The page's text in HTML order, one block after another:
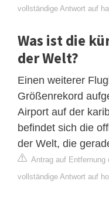
vollständige Antwort auf
Was ist die
der Welt?
Einen weiterer
Größenrekord
Airport auf der
befindet sich die
der Welt, die
Antrag auf Entfernung
vollständige Antwort auf